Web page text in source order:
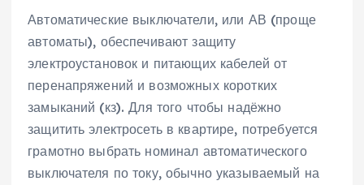
Автоматические выключатели, или АВ (проще
автоматы), обеспечивают защиту
электроустановок и питающих кабелей от
перенапряжений и возможных коротких
замыканий (кз). Для того чтобы надёжно
защитить электросеть в квартире, потребуется
грамотно выбрать номинал автоматического
выключателя по току, обычно указываемый на